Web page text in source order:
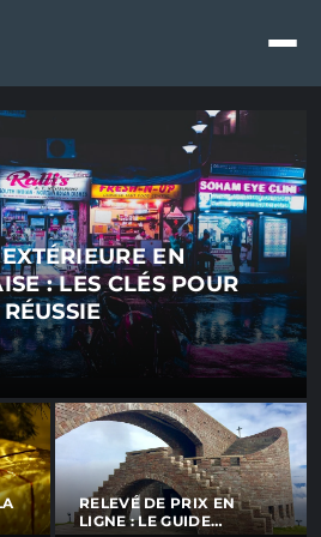
- Tech,
EN
: LES CLÉS POUR
RELEVÉ DE PRIX EN
LIGNE : LE GUIDE